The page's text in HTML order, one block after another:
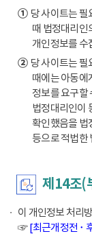
①당 사이트는 필
때 법정대리인
개인정보를 수
②당 사이트는 필
때에는 아동에
정보를 요구할
법정대리인이
확인했음을 법
등으로 적법한
제14조(
이 개인정보 처리
☞[최근개정전 ･